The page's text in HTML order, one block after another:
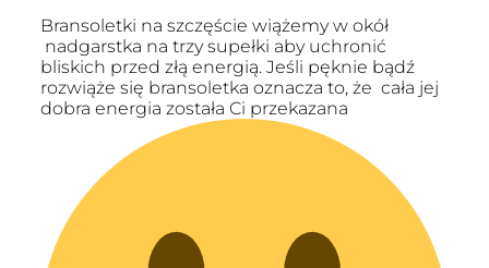
Bransoletki na szczęście wiążemy w okół
nadgarstka na trzy supełki aby uchronić
bliskich przed złą energią. Jeśli pęknie bądź
rozwiąże się bransoletka oznacza to, że cała jej
dobra energia została Ci przekazana